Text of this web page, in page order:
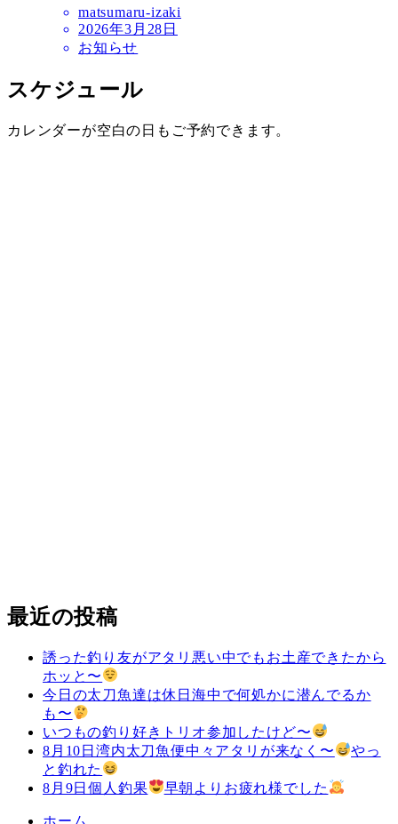
matsumaru-izaki
2026年3月28日
お知らせ
スケジュール
カレンダーが空白の日もご予約できます。
最近の投稿
誘った釣り友がアタリ悪い中でもお土産できたから
ホッと〜
今日の太刀魚達は休日海中で何処かに潜んでるか
も〜
いつもの釣り好きトリオ参加したけど〜
8月10日湾内太刀魚便中々アタリが来なく〜
やっ
と釣れた
8月9日個人釣果
早朝よりお疲れ様でした
ホーム